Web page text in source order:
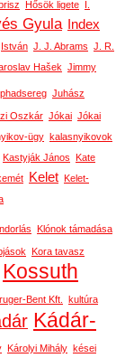
Hősök ligete
Gyula Index
István J. J. Abrams J. R.
Hašek Jimmy
Juhász
Oszkár Jókai Jókai
ügy kalasnyikovok
Kastyják János
Kate
Kelet
Kelet-
Klónok támadása
Kora tavasz
Kossuth
Bent Kft. kultúra
Kádár-
Károlyi Mihály kései